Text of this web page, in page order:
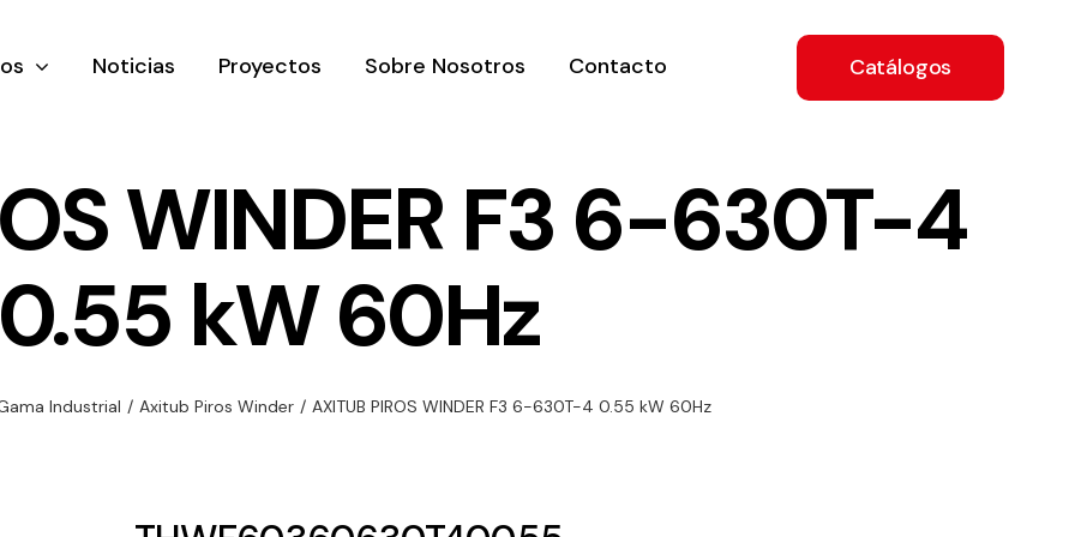
y
gama
Ventilación
Amplia gama de
equipos de
Iluminación
Solar
Variedad de
necesidades.
Noticias Proyectos Sobre Nosotros Contacto Catálogos
WINDER F3 6-630T-4
0.55 kW 60Hz
Industrial / Axitub Piros Winder / AXITUB PIROS WINDER F3 6-630T-4 0.55 kW 60Hz